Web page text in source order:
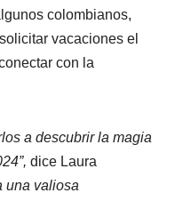
colombianos,
vacaciones el
con la
a descubrir la magia
dice Laura
una valiosa